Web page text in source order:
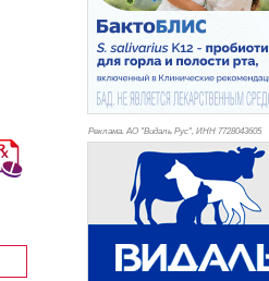
Реклама. АО "Видаль Рус", ИНН 7728043605